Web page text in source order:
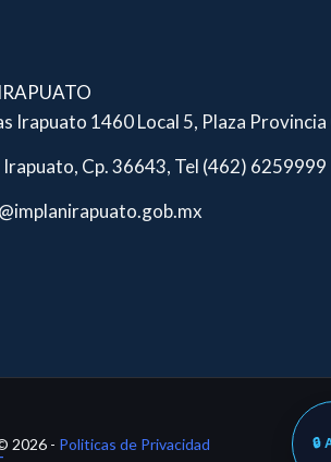
Irapuato 1460 Local 5, Plaza Provincia
Irapuato, Cp. 36643, Tel (462) 6259999
2026 - Politicas de Privacidad 🔒